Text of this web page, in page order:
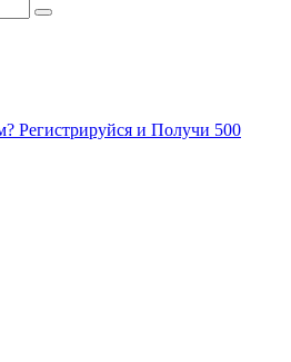
Регистрируйся и Получи 500